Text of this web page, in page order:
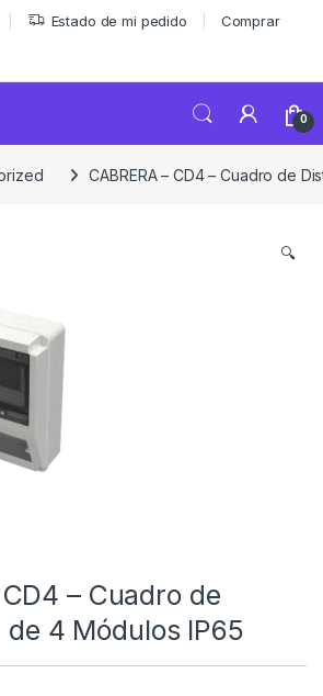
Estado de mi pedido Comprar
0
CABRERA – CD4 – Cuadro de
🔍
CD4 – Cuadro de
4 Módulos IP65